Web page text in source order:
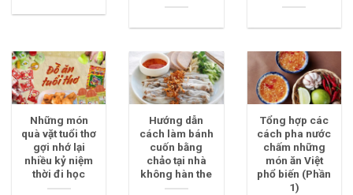
Những món
quà vặt tuổi thơ
gợi nhớ lại
nhiều kỷ niệm
thời đi học
Hướng dẫn
cách làm bánh
cuốn bằng
chảo tại nhà
không hàn the
Tổng hợp các
cách pha nước
chấm những
món ăn Việt
phổ biến (Phần
1)